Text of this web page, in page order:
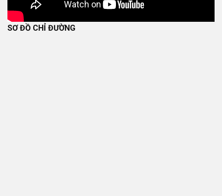
SƠ ĐỒ CHỈ ĐƯỜNG